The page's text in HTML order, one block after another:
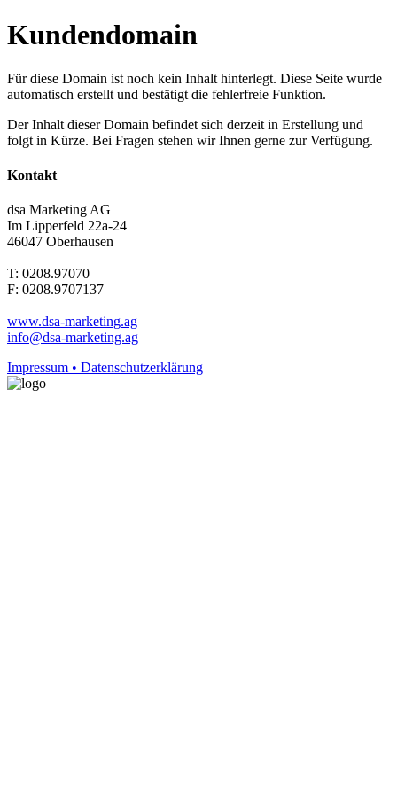
Kundendomain
Für diese Domain ist noch kein Inhalt hinterlegt. Diese Seite wurde
automatisch erstellt und bestätigt die fehlerfreie Funktion.
Der Inhalt dieser Domain befindet sich derzeit in Erstellung und
folgt in Kürze. Bei Fragen stehen wir Ihnen gerne zur Verfügung.
Kontakt
dsa Marketing AG
Im Lipperfeld 22a-24
46047 Oberhausen
T: 0208.97070
F: 0208.9707137
www.dsa-marketing.ag
info@dsa-marketing.ag
Impressum • Datenschutzerklärung